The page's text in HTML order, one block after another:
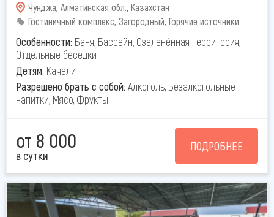
Чунджа Алматинская обл. Казахстан
Гостиничный комплекс, Загородный, Горячие источники
Особенности: Баня, Бассейн, Озеленённая территория,
Отдельные беседки
Детям: Качели
Разрешено брать с собой: Алкоголь, Безалкогольные
напитки, Мясо, Фрукты
от 8 000
в сутки
ПОДРОБНЕЕ